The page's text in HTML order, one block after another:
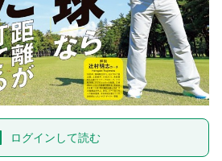
ログインして読む